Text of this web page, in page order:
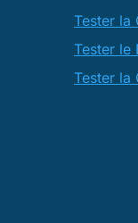
Tester
Tester
Tester la